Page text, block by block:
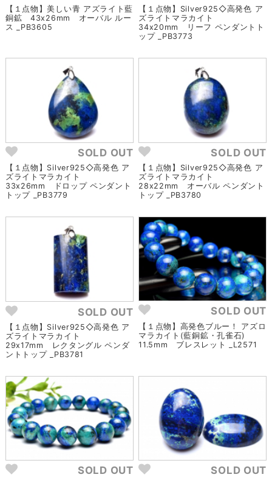
【１点物】美しい青 アズライト藍
銅鉱 43x26mm オーバル ルー
ス _PB3605
【１点物】Silver925◇高発色 ア
ズライトマラカイト
34x20mm リーフ ペンダントト
ップ _PB3773
SOLD OUT
【１点物】Silver925◇高発色 ア
ズライトマラカイト
33x26mm ドロップ ペンダント
トップ _PB3779
SOLD OUT
【１点物】Silver925◇高発色 ア
ズライトマラカイト
28x22mm オーバル ペンダント
トップ _PB3780
SOLD OUT
【１点物】Silver925◇高発色 ア
ズライトマラカイト
29x17mm レクタングル ペンダ
ントトップ _PB3781
SOLD OUT
【１点物】高発色ブルー！ アズロ
マラカイト(藍銅鉱・孔雀石)
11.5mm ブレスレット _L2571
SOLD OUT SOLD OUT